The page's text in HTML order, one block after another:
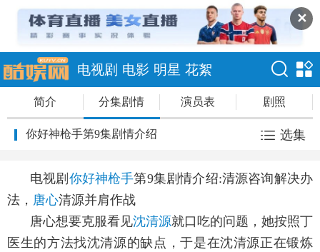
✕
电视剧 电影 明星 花絮
简介 分集剧情 演员表 剧照
你好神枪手第9集剧情介绍 选集
电视剧 你好神枪手第9集剧情介绍:清源咨询解决办
法， 唐心清源并肩作战
唐心想要克服看见沈清源就口吃的问题，她按照丁
医生的方法找沈清源的缺点，于是在沈清源正在锻炼